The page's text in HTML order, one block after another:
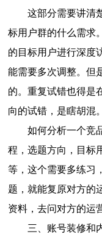
这部分需要讲清
标用户群的什么需求
的目标用户进行深度
能需要多次调整。但
的。重复试错也得是
向的试错，是瞎胡混。
如何分析一个竞
程，选题方向，目标
等，这个需要多练习
题，就能复原对方的
资料，去问对方的运
三、账号装修和